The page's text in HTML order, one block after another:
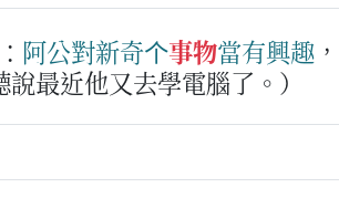
阿公對新奇个事物當有興趣 ，
最近他又去學電腦了。）